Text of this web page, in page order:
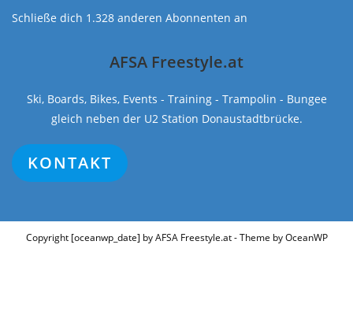
Schließe dich 1.328 anderen Abonnenten an
AFSA Freestyle.at
Ski, Boards, Bikes, Events - Training - Trampolin - Bungee
gleich neben der U2 Station Donaustadtbrücke.
KONTAKT
Copyright [oceanwp_date] by AFSA Freestyle.at - Theme by OceanWP